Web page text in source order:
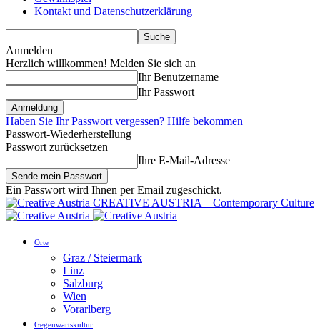
Kontakt und Datenschutzerklärung
Anmelden
Herzlich willkommen! Melden Sie sich an
Ihr Benutzername
Ihr Passwort
Haben Sie Ihr Passwort vergessen? Hilfe bekommen
Passwort-Wiederherstellung
Passwort zurücksetzen
Ihre E-Mail-Adresse
Ein Passwort wird Ihnen per Email zugeschickt.
CREATIVE AUSTRIA – Contemporary Culture
Orte
Graz / Steiermark
Linz
Salzburg
Wien
Vorarlberg
Gegenwartskultur